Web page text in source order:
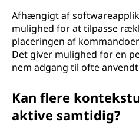
Afhængigt af
mulighed for at tilpasse
placeringen af
Det giver mulighed for en
nem adgang til ofte
Kan flere
aktive samtidig?